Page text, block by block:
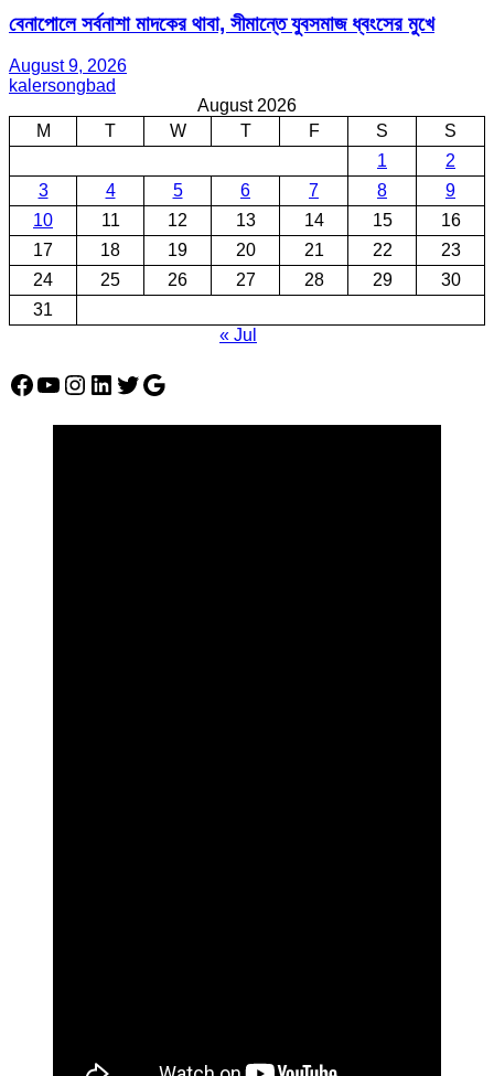
বেনাপোলে সর্বনাশা মাদকের থাবা, সীমান্তে যুবসমাজ ধ্বংসের মুখে
August 9, 2026
kalersongbad
August 2026
M
T W T F S
S
1
2
3
4 5 6 7 8
9
10
11 12 13 14 15
16
17
18 19 20 21 22
23
24
25 26 27 28 29
30
31
« Jul
Facebook
YouTube
Instagram
LinkedIn
Twitter
Google